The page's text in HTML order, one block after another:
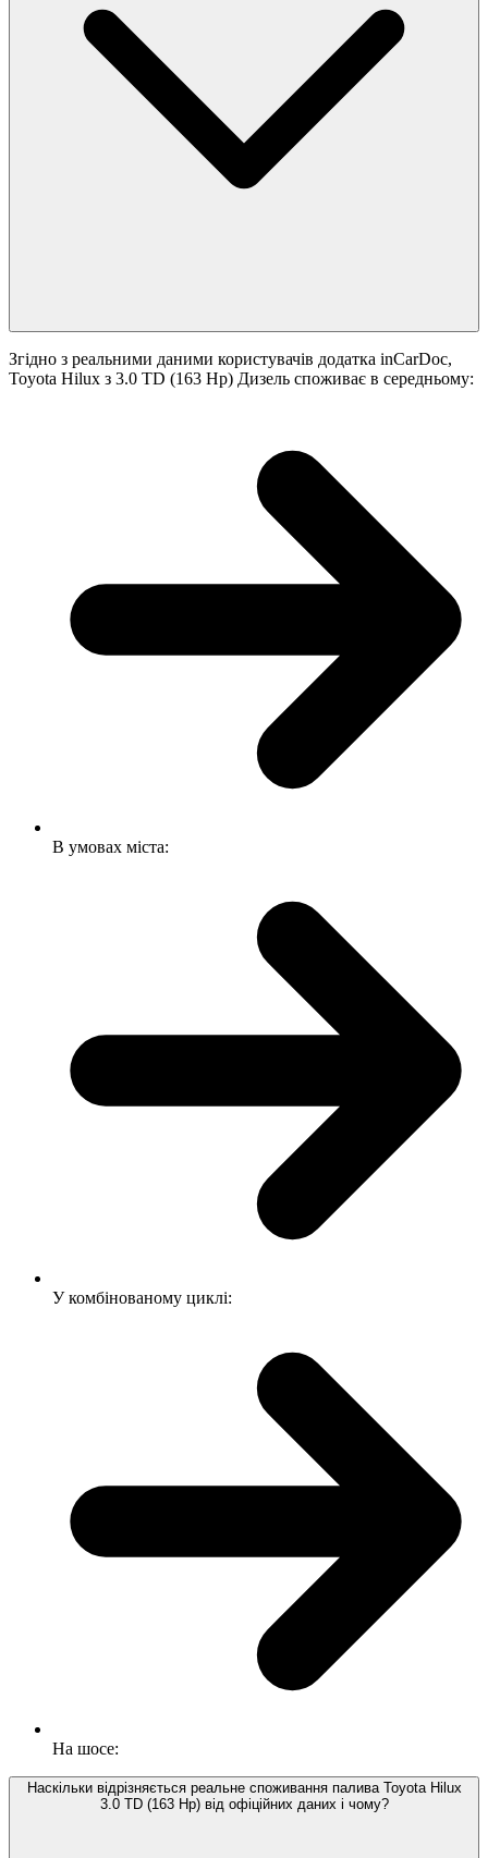
Згідно з реальними даними користувачів додатка inCarDoc,
Toyota Hilux з 3.0 TD (163 Hp) Дизель споживає в середньому:
В умовах міста:
У комбінованому циклі:
На шосе:
Наскільки відрізняється реальне споживання палива Toyota Hilux
3.0 TD (163 Hp) від офіційних даних і чому?